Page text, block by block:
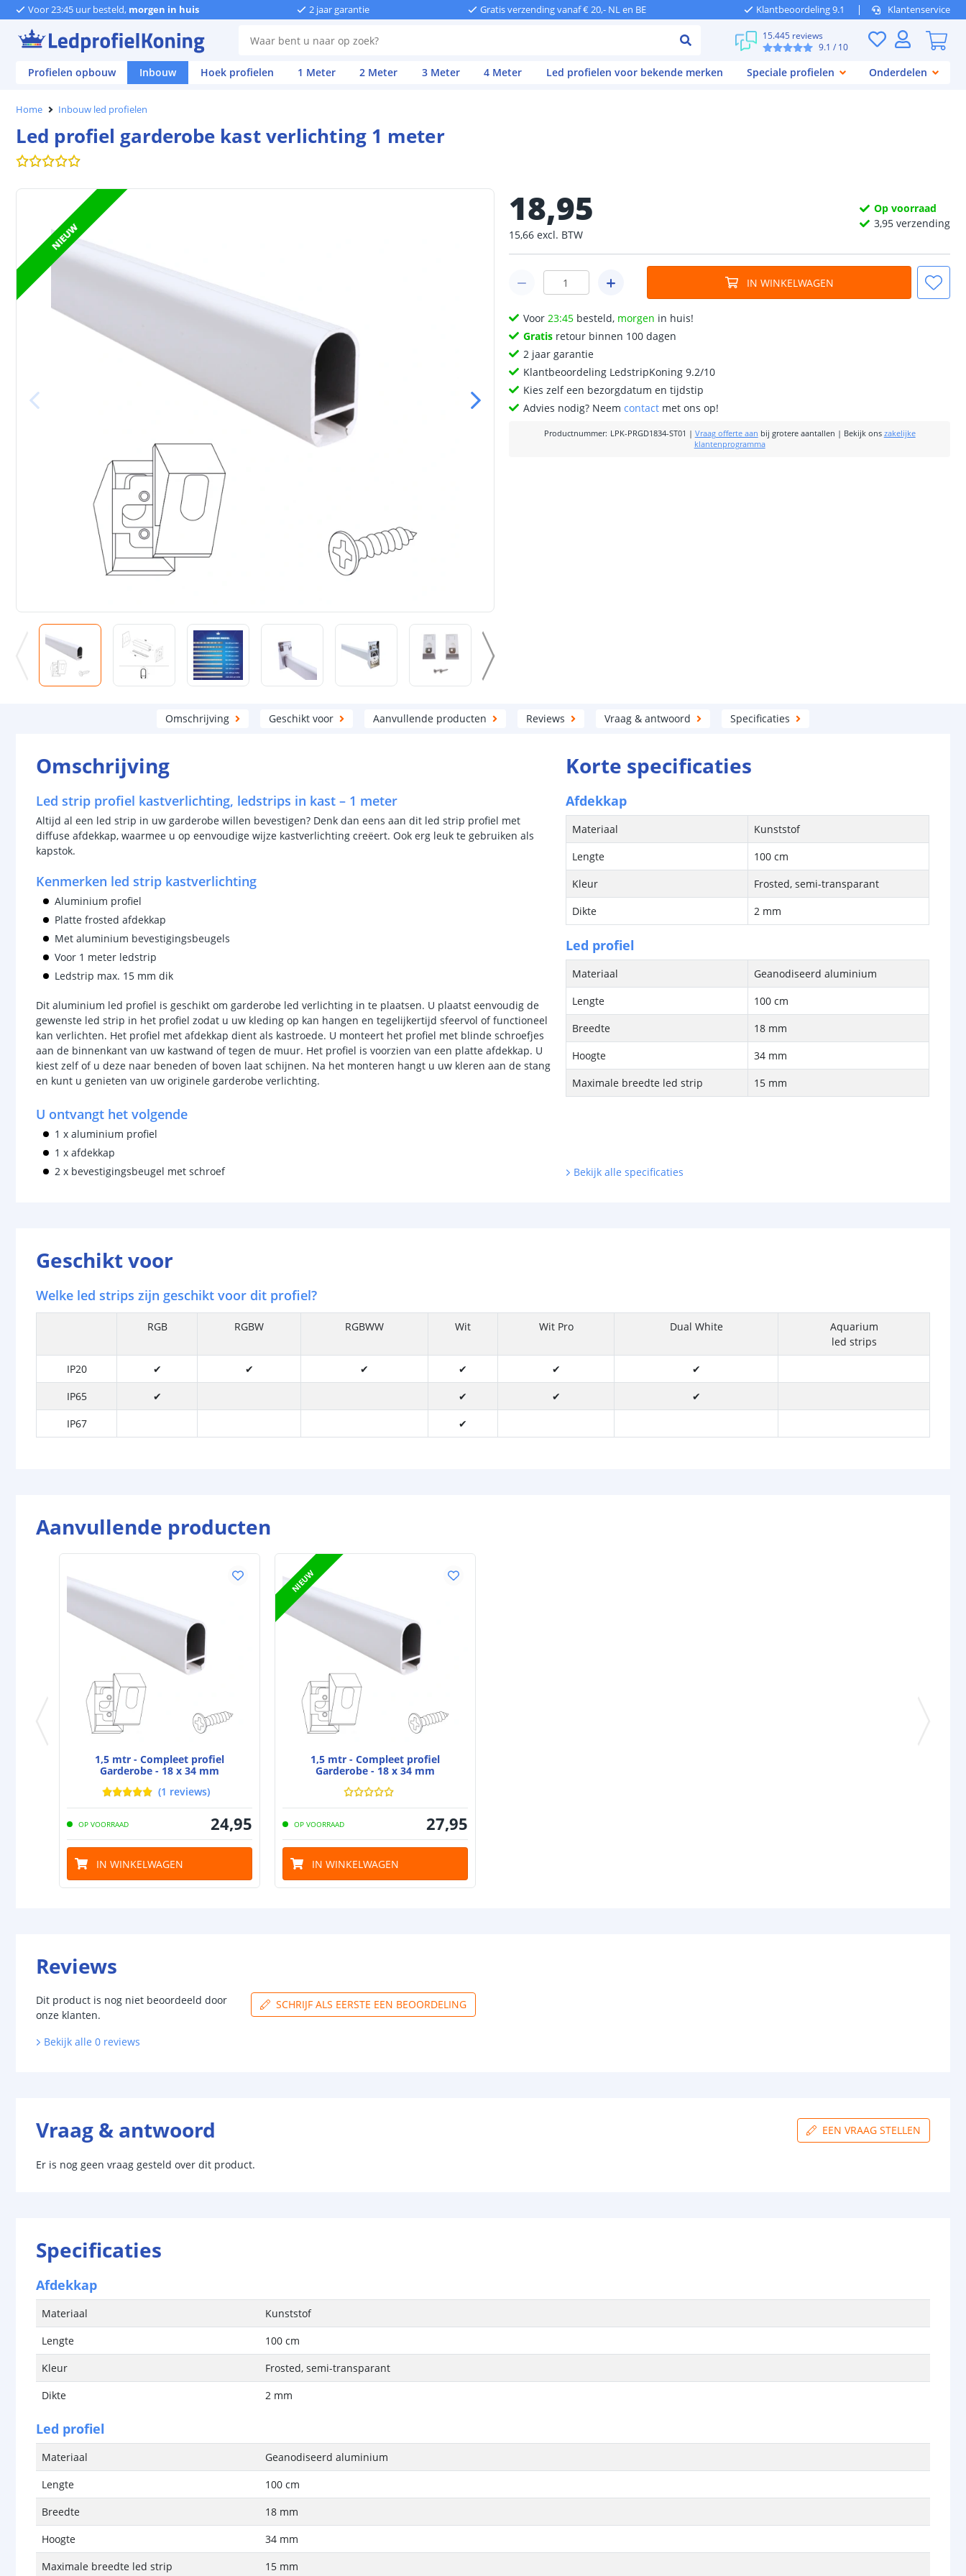
Voor 23:45 uur besteld, morgen in huis 2 jaar garantie Gratis verzending vanaf € 20,- NL en BE Klantbeoordeling 9.1 Klantenservice
15.445 reviews
9.1 / 10
Profielen opbouw Inbouw Hoek profielen 1 Meter 2 Meter 3 Meter 4 Meter Led profielen voor bekende merken Speciale profielen Onderdelen
Home Inbouw led profielen
Led profiel garderobe kast verlichting 1 meter
NIEUW
18,95
15,66 excl. BTW
Op voorraad
3,95 verzending
IN WINKELWAGEN
Voor23:45 besteld, morgen in huis!
Gratis retour binnen 100 dagen
2 jaar garantie
Klantbeoordeling LedstripKoning 9.2/10
Kies zelf een bezorgdatum en tijdstip
Advies nodig? Neemcontact met ons op!
Productnummer: LPK-PRGD1834-ST01 | Vraag offerte aan bij grotere aantallen | Bekijk ons zakelijke
klantenprogramma
Omschrijving Geschikt voor Aanvullende producten Reviews Vraag & antwoord Specificaties
Omschrijving
Led strip profiel kastverlichting, ledstrips in kast – 1 meter
Altijd al een led strip in uw garderobe willen bevestigen? Denk dan eens aan dit led strip profiel met
diffuse afdekkap, waarmee u op eenvoudige wijze kastverlichting creëert. Ook erg leuk te gebruiken als
kapstok.
Kenmerken led strip kastverlichting
Aluminium profiel
Platte frosted afdekkap
Met aluminium bevestigingsbeugels
Voor 1 meter ledstrip
Ledstrip max. 15 mm dik
Dit aluminium led profiel is geschikt om garderobe led verlichting in te plaatsen. U plaatst eenvoudig de
gewenste led strip in het profiel zodat u uw kleding op kan hangen en tegelijkertijd sfeervol of functioneel
kan verlichten. Het profiel met afdekkap dient als kastroede. U monteert het profiel met blinde schroefjes
aan de binnenkant van uw kastwand of tegen de muur. Het profiel is voorzien van een platte afdekkap. U
kiest zelf of u deze naar beneden of boven laat schijnen. Na het monteren hangt u uw kleren aan de stang
en kunt u genieten van uw originele garderobe verlichting.
U ontvangt het volgende
1 x aluminium profiel
1 x afdekkap
2 x bevestigingsbeugel met schroef
Korte specificaties
Afdekkap
Materiaal
Kunststof
Lengte
100 cm
Kleur
Frosted, semi-transparant
Dikte
2 mm
Led profiel
Materiaal
Geanodiseerd aluminium
Lengte
100 cm
Breedte
18 mm
Hoogte
34 mm
Maximale breedte led strip
15 mm
Bekijk alle specificaties
Geschikt voor
Welke led strips zijn geschikt voor dit profiel?
RGB RGBW RGBWW Wit Wit Pro Dual White
Aquarium
led strips
IP20
✔ ✔ ✔ ✔ ✔
✔
IP65
✔ ✔ ✔
✔
IP67
✔
Aanvullende producten
1,5 mtr - Compleet profiel
Garderobe - 18 x 34 mm
(1 reviews)
OP VOORRAAD 24,95
IN WINKELWAGEN
NIEUW
1,5 mtr - Compleet profiel
Garderobe - 18 x 34 mm
OP VOORRAAD 27,95
IN WINKELWAGEN
Reviews
Dit product is nog niet beoordeeld door
onze klanten.
SCHRIJF ALS EERSTE EEN BEOORDELING
Bekijk alle 0 reviews
Vraag & antwoord EEN VRAAG STELLEN
Er is nog geen vraag gesteld over dit product.
Specificaties
Afdekkap
Materiaal
Kunststof
Lengte
100 cm
Kleur
Frosted, semi-transparant
Dikte
2 mm
Led profiel
Materiaal
Geanodiseerd aluminium
Lengte
100 cm
Breedte
18 mm
Hoogte
34 mm
Maximale breedte led strip
15 mm